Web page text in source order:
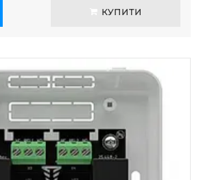
КУПИТИ